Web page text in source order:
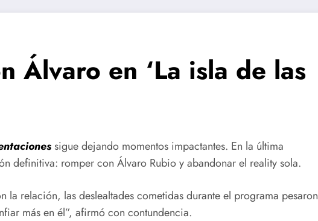
Álvaro en ‘La isla de las
sigue dejando momentos impactantes. En la última
definitiva: romper con Álvaro Rubio y abandonar el reality sola.
la relación, las deslealtades cometidas durante el programa pesaron
más en él”, afirmó con contundencia.